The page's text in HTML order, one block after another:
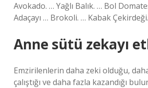
Avokado. … Yağlı Balık. … Bol
Adaçayı … Brokoli. … Kabak Çekirdeği.
Anne sütü zekayı
Emzirilenlerin daha zeki olduğu,
çalıştığı ve daha fazla kazandığı